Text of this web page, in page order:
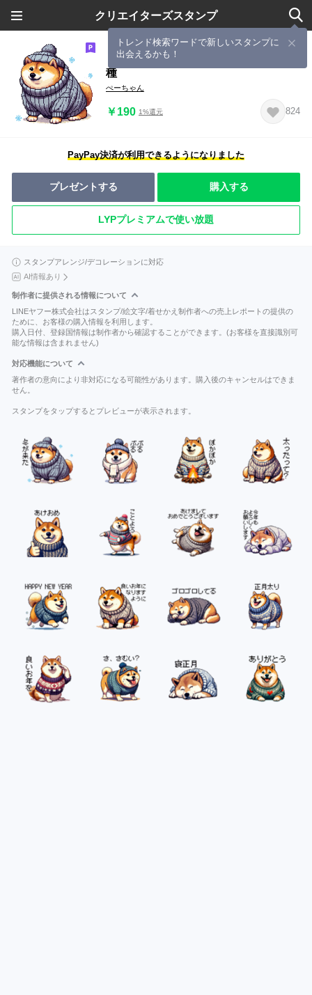
クリエイターズスタンプ
トレンド検索ワードで新しいスタンプに
出会えるかも！
ドット絵 冬を迎える 太っちょ柴犬 40
種
ぺーちゃん
￥190 1%還元 824
PayPay決済が利用できるようになりました
プレゼントする 購入する
LYPプレミアムで使い放題
スタンプアレンジ/デコレーションに対応
AI情報あり
制作者に提供される情報について
LINEヤフー株式会社はスタンプ/絵文字/着せかえ制作者への売上レポートの提供の
ために、お客様の購入情報を利用します。
購入日付、登録国情報は制作者から確認することができます。(お客様を直接識別可
能な情報は含まれません)
対応機能について
著作者の意向により非対応になる可能性があります。購入後のキャンセルはできま
せん。
スタンプをタップするとプレビューが表示されます。